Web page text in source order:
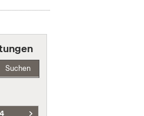
Suchen